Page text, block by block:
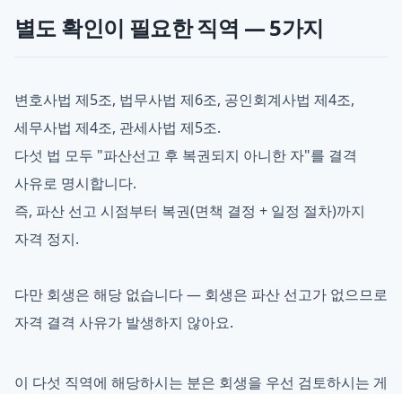
별도 확인이 필요한 직역 — 5가지
변호사법 제5조, 법무사법 제6조, 공인회계사법 제4조,
세무사법 제4조, 관세사법 제5조.
다섯 법 모두 "파산선고 후 복권되지 아니한 자"를 결격
사유로 명시합니다.
즉, 파산 선고 시점부터 복권(면책 결정 + 일정 절차)까지
자격 정지.
다만 회생은 해당 없습니다 — 회생은 파산 선고가 없으므로
자격 결격 사유가 발생하지 않아요.
이 다섯 직역에 해당하시는 분은 회생을 우선 검토하시는 게